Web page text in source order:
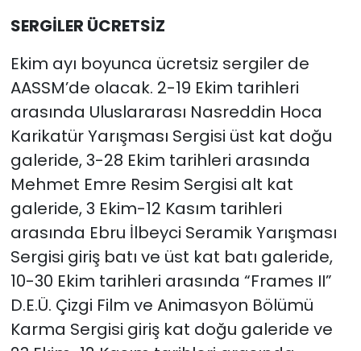
SERGİLER ÜCRETSİZ
Ekim ayı boyunca ücretsiz sergiler de
AASSM’de olacak. 2-19 Ekim tarihleri
arasında Uluslararası Nasreddin Hoca
Karikatür Yarışması Sergisi üst kat doğu
galeride, 3-28 Ekim tarihleri arasında
Mehmet Emre Resim Sergisi alt kat
galeride, 3 Ekim-12 Kasım tarihleri
arasında Ebru İlbeyci Seramik Yarışması
Sergisi giriş batı ve üst kat batı galeride,
10-30 Ekim tarihleri arasında “Frames II”
D.E.Ü. Çizgi Film ve Animasyon Bölümü
Karma Sergisi giriş kat doğu galeride ve